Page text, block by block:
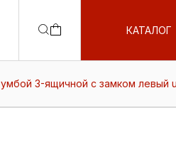
КАТАЛОГ
3-ящичной с замком левый